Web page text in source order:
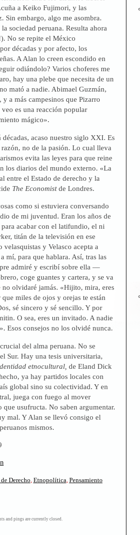
a Keiko Fujimori, y las
Sin embargo, algo me asombra.
sociedad peruana. Resulta ahora
No se repite el México
décadas y por afecto, los
A Alan lo creen escondido en
odiándolo? Varios choferes me
hay una plebe que necesita de un
mató a nadie. Abimael Guzmán,
a más campesinos que Pizarro
es una reacción popular
mágico».
acaso nuestro siglo XXI. Es
no de la pasión. Lo cual lleva
evita las leyes para que reine
los diarios del mundo externo. «La
entre el Estado de derecho y la
The Economistde Londres.
como si estuviera conversando
de mi juventud. Eran los años de
acabar con el latifundio, el ni
titán de la televisión en ese
y Velasco acepta a
mí, para que hablara. Así, tras las
admiré y escribí sobre ella —
coge guantes y cartera, y se va
no olvidaré jamás. «Hijito, mira, eres
miles de ojos y orejas te están
sé sincero y sé sencillo. Y por
O sea, eres un invitado. A nadie
Esos consejos no los olvidé nunca.
del alma peruana. No se
Sur. Hay una tesis universitaria,
etnocultural, de Eland Dick
ya hay partidos locales con
global sino su colectividad. Y en
juega con fuego al mover
usufructa. No saben argumentar.
mal. Y Alan se llevó consigo el
mismos.
Derecho Etnopolítica Pensamiento
and pings are currently closed.